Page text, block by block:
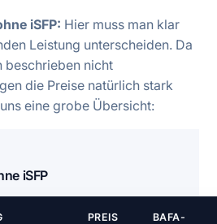
iSFP: Hier muss man klar
Leistung unterscheiden. Da
beschrieben nicht
die Preise natürlich stark
eine grobe Übersicht:
iSFP
PREIS
BAFA-